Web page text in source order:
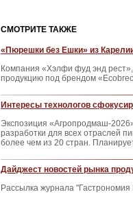
CМОТРИТЕ ТАКЖЕ
«Пюрешки без Ешки» из
Компания «Хэлфи фуд энд
продукцию под брендом
Интересы технологов
Экспозиция «Агропродмаш-
разработки для всех отраслей
более чем из 20 стран.
Дайджест новостей рынка
Рассылка журнала